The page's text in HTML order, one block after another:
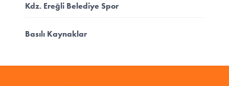
Kdz. Ereğli Belediye Spor
Basılı Kaynaklar